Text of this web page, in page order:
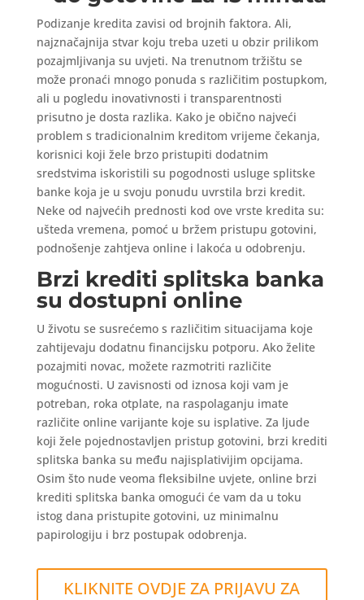
Podizanje kredita zavisi od brojnih faktora. Ali,
najznačajnija stvar koju treba uzeti u obzir prilikom
pozajmljivanja su uvjeti. Na trenutnom tržištu se
može pronaći mnogo ponuda s različitim postupkom,
ali u pogledu inovativnosti i transparentnosti
prisutno je dosta razlika. Kako je obično najveći
problem s tradicionalnim kreditom vrijeme čekanja,
korisnici koji žele brzo pristupiti dodatnim
sredstvima iskoristili su pogodnosti usluge splitske
banke koja je u svoju ponudu uvrstila brzi kredit.
Neke od najvećih prednosti kod ove vrste kredita su:
ušteda vremena, pomoć u bržem pristupu gotovini,
podnošenje zahtjeva online i lakoća u odobrenju.
Brzi krediti splitska banka
su dostupni online
U životu se susrećemo s različitim situacijama koje
zahtijevaju dodatnu financijsku potporu. Ako želite
pozajmiti novac, možete razmotriti različite
mogućnosti. U zavisnosti od iznosa koji vam je
potreban, roka otplate, na raspolaganju imate
različite online varijante koje su isplative. Za ljude
koji žele pojednostavljen pristup gotovini, brzi krediti
splitska banka su među najisplativijim opcijama.
Osim što nude veoma fleksibilne uvjete, online brzi
krediti splitska banka omogući će vam da u toku
istog dana pristupite gotovini, uz minimalnu
papirologiju i brz postupak odobrenja.
KLIKNITE OVDJE ZA PRIJAVU ZA